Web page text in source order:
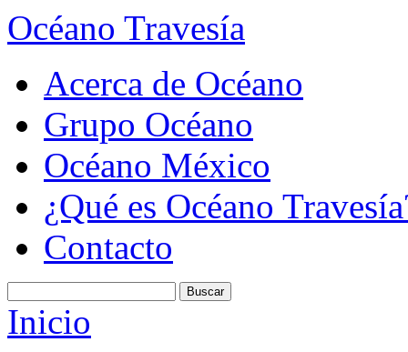
Océano Travesía
Acerca de Océano
Grupo Océano
Océano México
¿Qué es Océano
Contacto
Inicio